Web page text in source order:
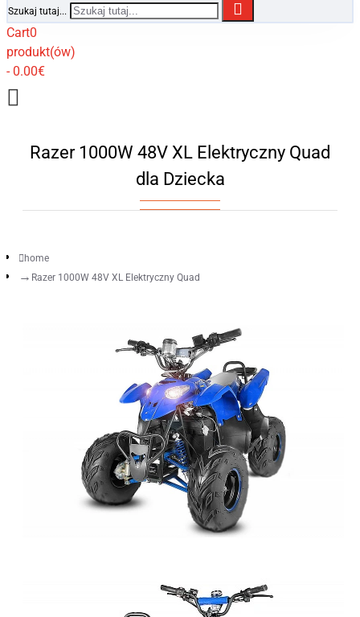
Szukaj tutaj...
Cart0
produkt(ów)
- 0.00€
Razer 1000W 48V XL Elektryczny Quad
dla Dziecka
home
Razer 1000W 48V XL Elektryczny Quad